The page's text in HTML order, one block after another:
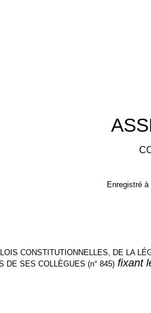
Enregistré
CONSTITUTIONNELLES, DE LA
DE SES COLLÈGUES (n° 845) fixant